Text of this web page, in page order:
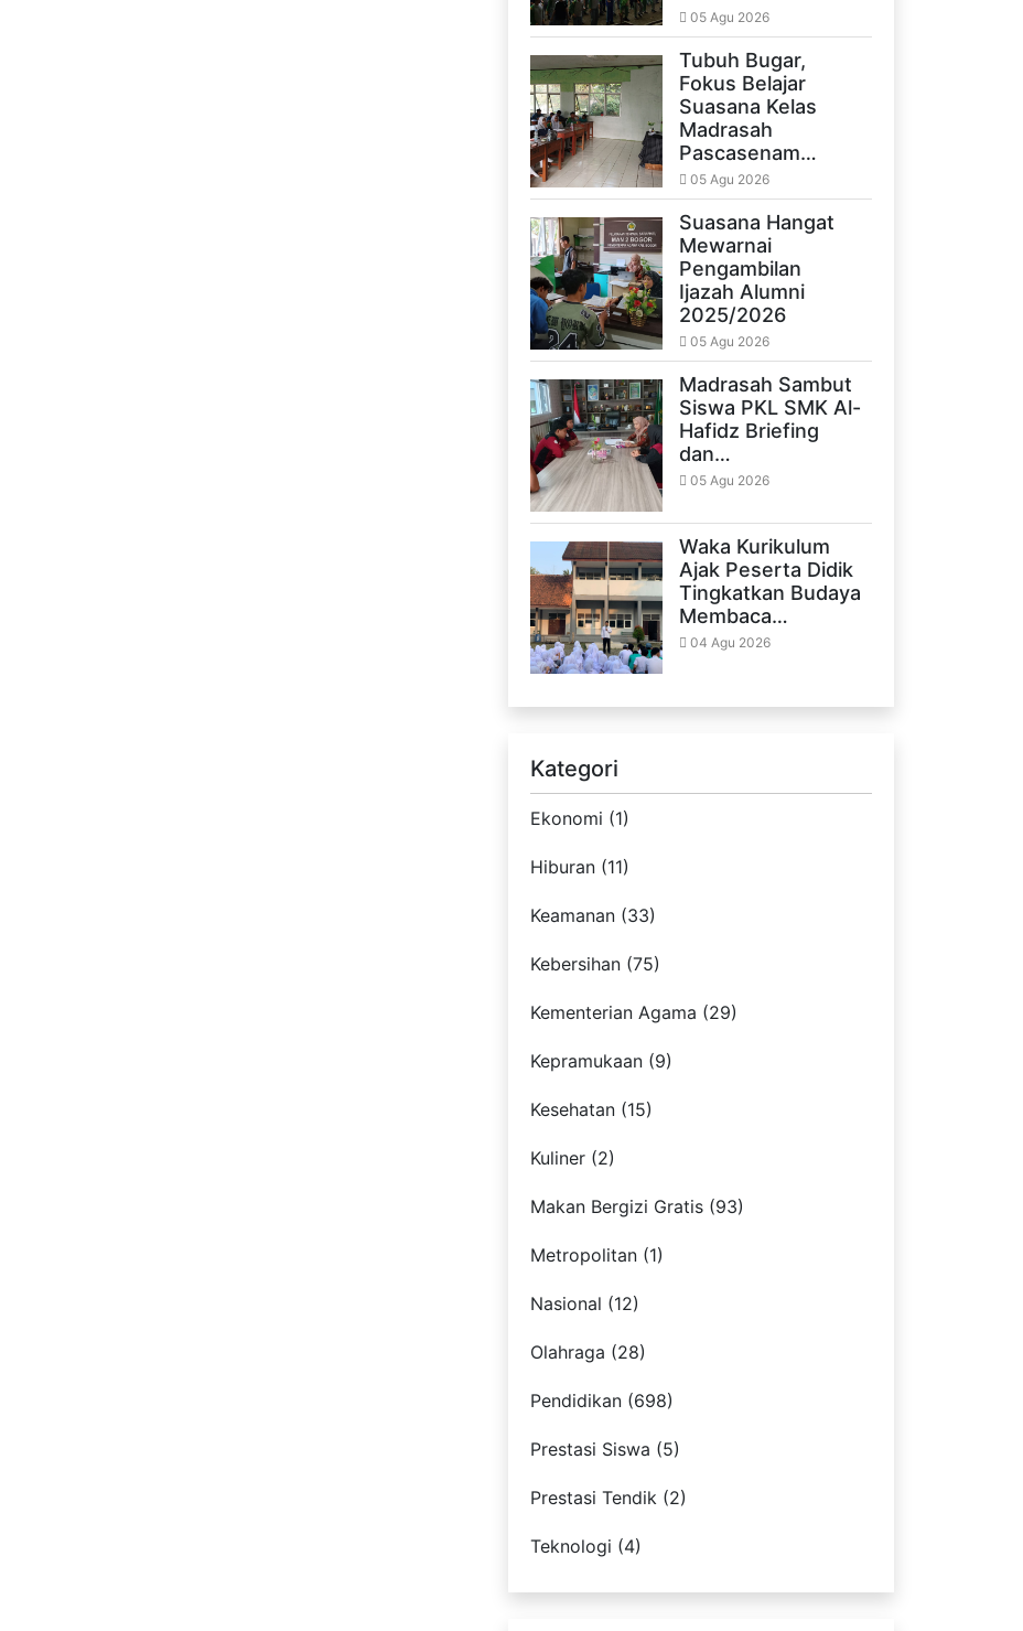
05 Agu 2026
Tubuh Bugar,
Fokus Belajar
Suasana Kelas
Madrasah
Pascasenam…
05 Agu 2026
Suasana Hangat
Mewarnai
Pengambilan
Ijazah Alumni
2025/2026
05 Agu 2026
Madrasah Sambut
Siswa PKL SMK Al-
Hafidz Briefing
dan…
05 Agu 2026
Waka Kurikulum
Ajak Peserta Didik
Tingkatkan Budaya
Membaca…
04 Agu 2026
Kategori
Ekonomi (1)
Hiburan (11)
Keamanan (33)
Kebersihan (75)
Kementerian Agama (29)
Kepramukaan (9)
Kesehatan (15)
Kuliner (2)
Makan Bergizi Gratis (93)
Metropolitan (1)
Nasional (12)
Olahraga (28)
Pendidikan (698)
Prestasi Siswa (5)
Prestasi Tendik (2)
Teknologi (4)